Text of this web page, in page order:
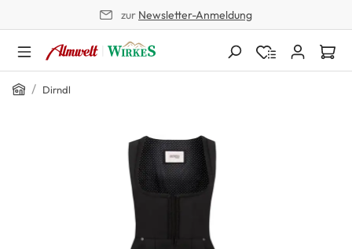
zur Newsletter-Anmeldung
Home
/ Dirndl